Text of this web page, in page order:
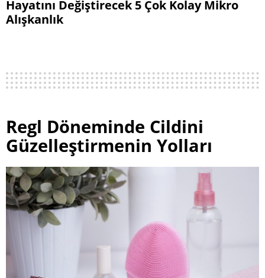
Hayatını Değiştirecek 5 Çok Kolay Mikro
Alışkanlık
Regl Döneminde Cildini
Güzelleştirmenin Yolları